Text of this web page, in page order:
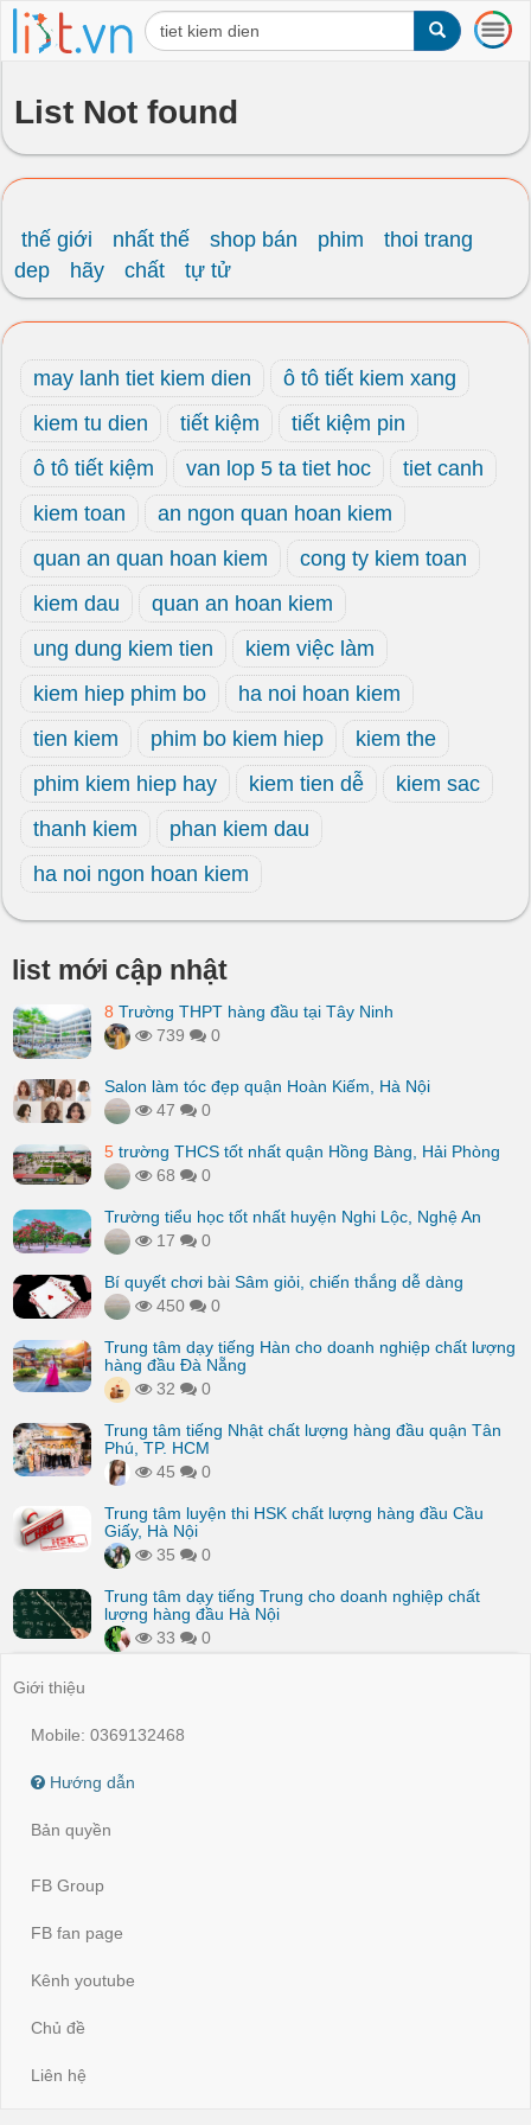
T
o
t
List Not found
thế giới nhất thế shop bán phim
thoi trang
dep
hãy chất tự tử
may lanh tiet kiem dien
ô tô tiết kiem xang
kiem tu dien
tiết kiệm
tiết kiệm pin
ô tô tiết kiệm
van lop 5 ta tiet hoc
tiet canh
kiem toan
an ngon quan hoan kiem
quan an quan hoan kiem
cong ty kiem toan
kiem dau
quan an hoan kiem
ung dung kiem tien
kiem việc làm
kiem hiep phim bo
ha noi hoan kiem
tien kiem
phim bo kiem hiep
kiem the
phim kiem hiep hay
kiem tien dễ
kiem sac
thanh kiem
phan kiem dau
ha noi ngon hoan kiem
list mới cập nhật
8 Trường THPT hàng đầu tại Tây Ninh
739
0
Salon làm tóc đẹp quận Hoàn Kiếm, Hà Nội
47
0
5 trường THCS tốt nhất quận Hồng Bàng, Hải Phòng
68
0
Trường tiểu học tốt nhất huyện Nghi Lộc, Nghệ An
17
0
Bí quyết chơi bài Sâm giỏi, chiến thắng dễ dàng
450
0
Trung tâm dạy tiếng Hàn cho doanh nghiệp chất lượng
hàng đầu Đà Nẵng
32
0
Trung tâm tiếng Nhật chất lượng hàng đầu quận Tân
Phú, TP. HCM
45
0
Trung tâm luyện thi HSK chất lượng hàng đầu Cầu
Giấy, Hà Nội
35
0
Trung tâm dạy tiếng Trung cho doanh nghiệp chất
lượng hàng đầu Hà Nội
33
0
Giới thiệu
Mobile: 0369132468
Hướng dẫn
Bản quyền
FB Group
FB fan page
Kênh youtube
Chủ đề
Liên hệ